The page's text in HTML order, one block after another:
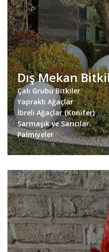
Dış Mekan
Çalı Grubu Bitkiler
Yapraklı Ağaçlar
İbreli Ağaçlar (Konifer)
Sarmaşık ve Sarıcılar
Palmiyeler